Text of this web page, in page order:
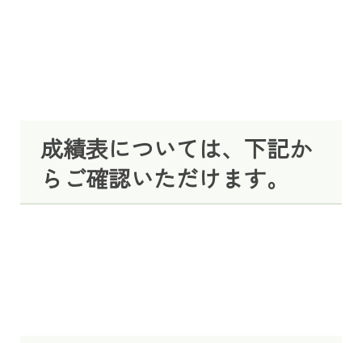
成績表については、下記か
らご確認いただけます。